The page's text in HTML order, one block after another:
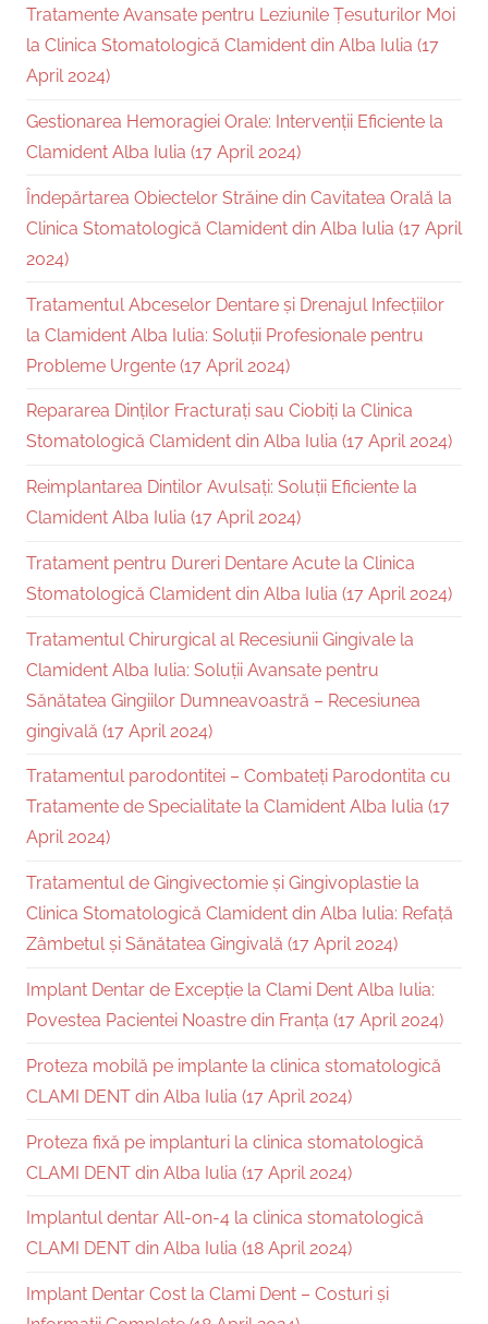
Tratamente Avansate pentru Leziunile Țesuturilor Moi
la Clinica Stomatologică Clamident din Alba Iulia (17
April 2024)
Gestionarea Hemoragiei Orale: Intervenții Eficiente la
Clamident Alba Iulia (17 April 2024)
Îndepărtarea Obiectelor Străine din Cavitatea Orală la
Clinica Stomatologică Clamident din Alba Iulia (17 April
2024)
Tratamentul Abceselor Dentare și Drenajul Infecțiilor
la Clamident Alba Iulia: Soluții Profesionale pentru
Probleme Urgente (17 April 2024)
Repararea Dinților Fracturați sau Ciobiți la Clinica
Stomatologică Clamident din Alba Iulia (17 April 2024)
Reimplantarea Dintilor Avulsați: Soluții Eficiente la
Clamident Alba Iulia (17 April 2024)
Tratament pentru Dureri Dentare Acute la Clinica
Stomatologică Clamident din Alba Iulia (17 April 2024)
Tratamentul Chirurgical al Recesiunii Gingivale la
Clamident Alba Iulia: Soluții Avansate pentru
Sănătatea Gingiilor Dumneavoastră – Recesiunea
gingivală (17 April 2024)
Tratamentul parodontitei – Combateți Parodontita cu
Tratamente de Specialitate la Clamident Alba Iulia (17
April 2024)
Tratamentul de Gingivectomie și Gingivoplastie la
Clinica Stomatologică Clamident din Alba Iulia: Refață
Zâmbetul și Sănătatea Gingivală (17 April 2024)
Implant Dentar de Excepție la Clami Dent Alba Iulia:
Povestea Pacientei Noastre din Franța (17 April 2024)
Proteza mobilă pe implante la clinica stomatologică
CLAMI DENT din Alba Iulia (17 April 2024)
Proteza fixă pe implanturi la clinica stomatologică
CLAMI DENT din Alba Iulia (17 April 2024)
Implantul dentar All-on-4 la clinica stomatologică
CLAMI DENT din Alba Iulia (18 April 2024)
Implant Dentar Cost la Clami Dent – Costuri și